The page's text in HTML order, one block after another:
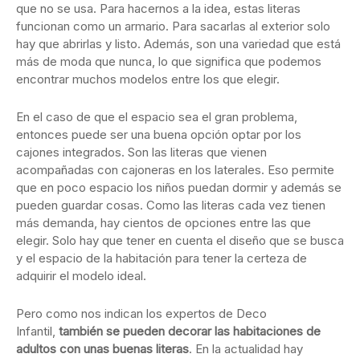
que no se usa. Para hacernos a la idea, estas literas
funcionan como un armario. Para sacarlas al exterior solo
hay que abrirlas y listo. Además, son una variedad que está
más de moda que nunca, lo que significa que podemos
encontrar muchos modelos entre los que elegir.
En el caso de que el espacio sea el gran problema,
entonces puede ser una buena opción optar por los
cajones integrados. Son las literas que vienen
acompañadas con cajoneras en los laterales. Eso permite
que en poco espacio los niños puedan dormir y además se
pueden guardar cosas. Como las literas cada vez tienen
más demanda, hay cientos de opciones entre las que
elegir. Solo hay que tener en cuenta el diseño que se busca
y el espacio de la habitación para tener la certeza de
adquirir el modelo ideal.
Pero como nos indican los expertos de Deco
Infantil, también se pueden decorar las habitaciones de
adultos con unas buenas literas. En la actualidad hay